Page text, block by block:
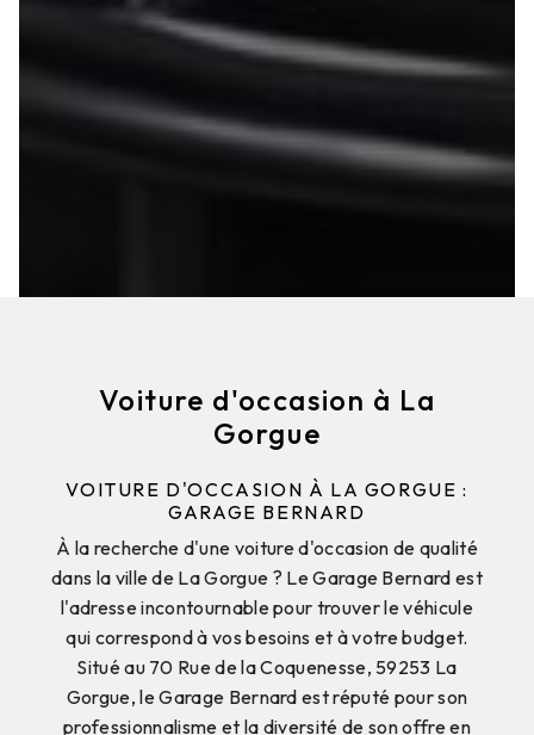
Voiture d'occasion à La
Gorgue
VOITURE D'OCCASION À LA GORGUE :
GARAGE BERNARD
À la recherche d'une voiture d'occasion de qualité
dans la ville de La Gorgue ? Le Garage Bernard est
l'adresse incontournable pour trouver le véhicule
qui correspond à vos besoins et à votre budget.
Situé au 70 Rue de la Coquenesse, 59253 La
Gorgue, le Garage Bernard est réputé pour son
professionnalisme et la diversité de son offre en